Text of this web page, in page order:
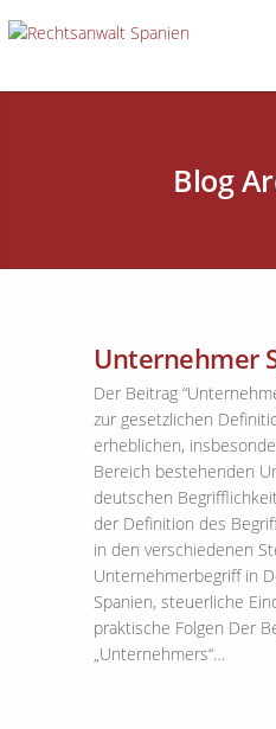
Blog
Unternehmer
Der Beitrag
zur gesetzlichen
erheblichen,
Bereich bestehenden
deutschen
der Definition des
in den verschiedenen
Unternehmerbegriff in
Spanien, steuerliche
praktische Folgen Der
„Unternehmers“…